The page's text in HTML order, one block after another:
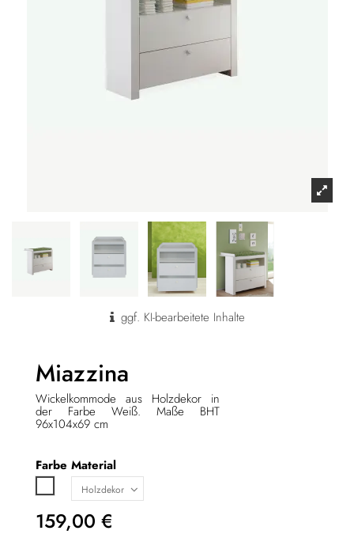
ggf. KI-bearbeitete Inhalte
Miazzina
Wickelkommode aus Holzdekor in
der Farbe Weiß. Maße BHT
96x104x69 cm
Farbe Material
159,00 €